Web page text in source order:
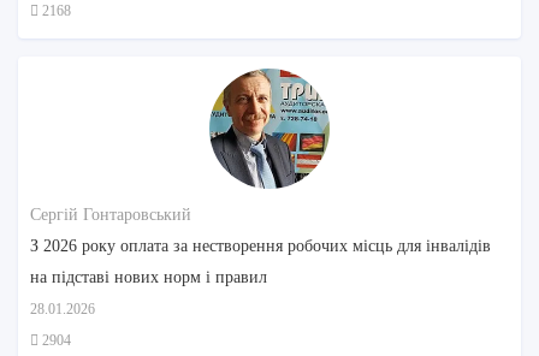
2168
Сергій Гонтаровський
З 2026 року оплата за нестворення робочих місць для інвалідів
на підставі нових норм і правил
28.01.2026
2904